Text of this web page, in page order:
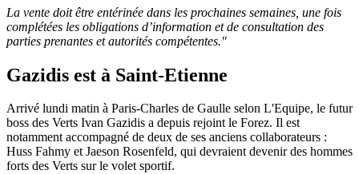
La vente doit être entérinée dans les prochaines semaines, une fois
complétées les obligations d’information et de consultation des
parties prenantes et autorités compétentes."
Gazidis est à Saint-Etienne
Arrivé lundi matin à Paris-Charles de Gaulle selon L'Equipe, le futur
boss des Verts Ivan Gazidis a depuis rejoint le Forez. Il est
notamment accompagné de deux de ses anciens collaborateurs :
Huss Fahmy et Jaeson Rosenfeld, qui devraient devenir des hommes
forts des Verts sur le volet sportif.